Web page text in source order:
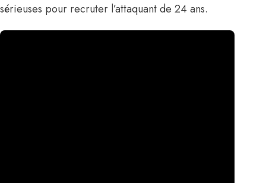
sérieuses pour recruter l’attaquant de 24 ans.